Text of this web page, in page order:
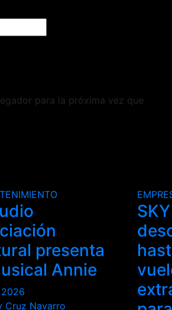
para la próxima vez que
presenta
Annie
Cruz Navarro